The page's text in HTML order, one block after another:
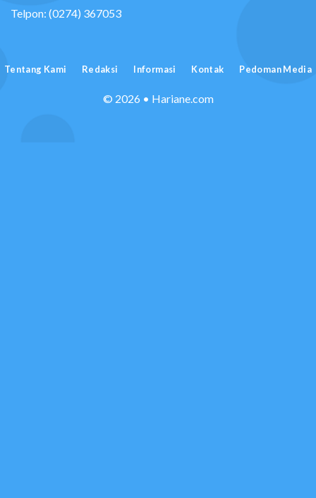
Telpon: (0274) 367053
Tentang Kami Redaksi Informasi Kontak Pedoman Media
© 2026 • Hariane.com